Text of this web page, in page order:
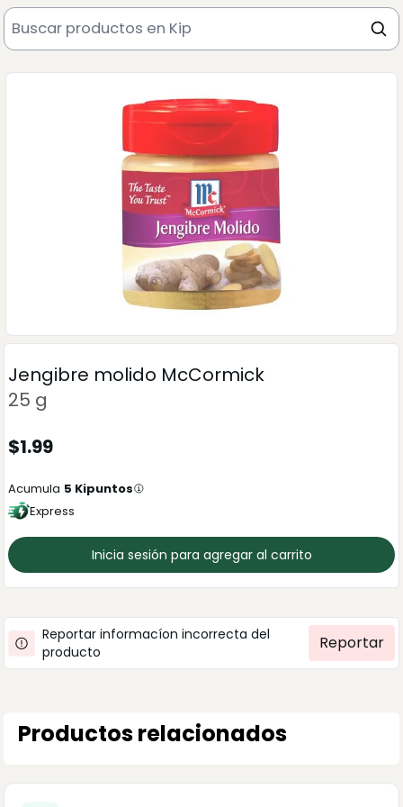
Jengibre molido McCormick
25 g
$1.99
Acumula 5 Kipuntos
Express
Inicia sesión para agregar al carrito
Reportar informacíon incorrecta del
producto
Reportar
Productos relacionados